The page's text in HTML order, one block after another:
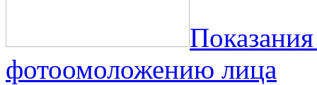
фотоомоложению лица